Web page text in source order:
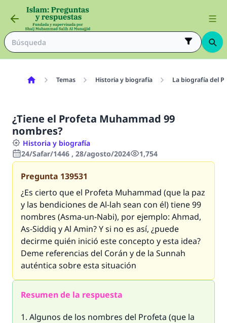
Temas Historia y biografía La biografía del
¿Tiene el Profeta Muhammad 99
nombres?
Historia y biografía
24/Safar/1446 , 28/agosto/2024
1,754
Pregunta 139531
¿Es cierto que el Profeta Muhammad (que la paz
y las bendiciones de Al-lah sean con él) tiene 99
nombres (Asma-un-Nabi), por ejemplo: Ahmad,
As-Siddiq y Al Amin? Y si no es así, ¿puede
decirme quién inició este concepto y esta idea?
Deme referencias del Corán y de la Sunnah
auténtica sobre esta situación
Resumen de la respuesta
1. Algunos de los nombres del Profeta (que la